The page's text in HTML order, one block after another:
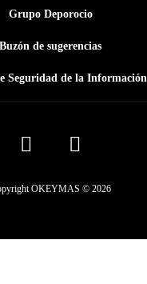
Grupo Deporocio
Buzón de sugerencias
Seguridad de la Información
OKEYMAS © 2026